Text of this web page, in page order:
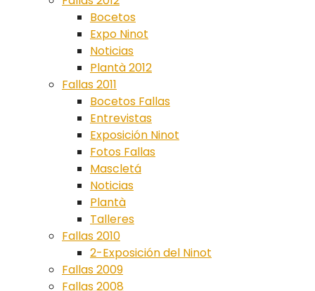
Bocetos
Expo Ninot
Noticias
Plantà 2012
Fallas 2011
Bocetos Fallas
Entrevistas
Exposición Ninot
Fotos Fallas
Mascletá
Noticias
Plantà
Talleres
Fallas 2010
2-Exposición del Ninot
Fallas 2009
Fallas 2008